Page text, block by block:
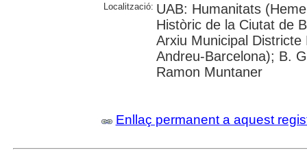
Localització: UAB: Humanitats
Històric de la Ciutat de
Arxiu Municipal
Andreu-Barcelona); B.
Ramon Muntaner
Enllaç permanent a aquest